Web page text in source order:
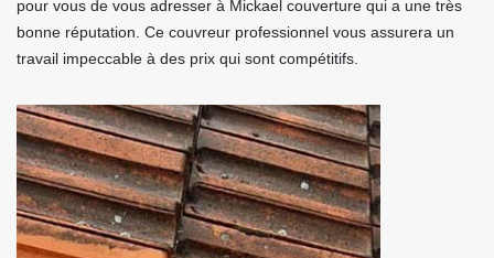
pour vous de vous adresser à Mickael couverture qui a une très
bonne réputation. Ce couvreur professionnel vous assurera un
travail impeccable à des prix qui sont compétitifs.